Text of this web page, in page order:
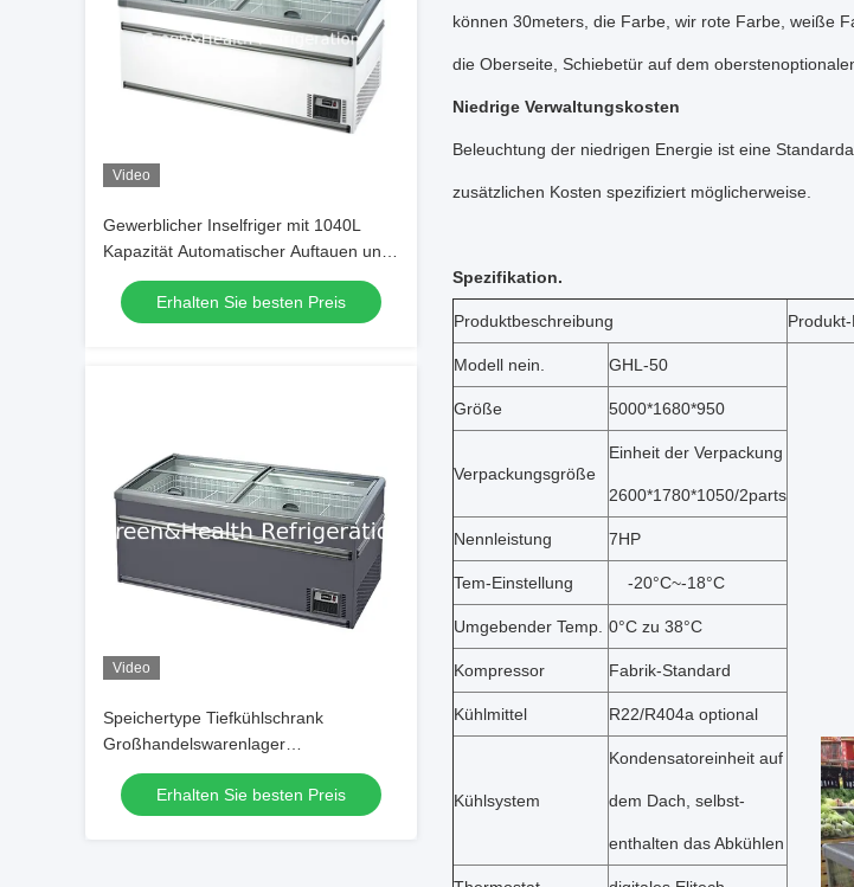
Video
Gewerblicher Inselfriger mit 1040L
Kapazität Automatischer Auftauen und
R290 Kühlmittel für Supermarkt
AnzeigeErhalten Sie besten Preis
Video
Speichertype Tiefkühlschrank
Großhandelswarenlager
Inselkühlschrank
Erhalten Sie besten Preis
können 30meters, die Farbe, wir rote Farbe, weiße
die Oberseite, Schiebetür auf dem
Niedrige Verwaltungskosten
Beleuchtung der niedrigen Energie ist eine
zusätzlichen Kosten spezifiziert möglicherweise.
Spezifikation.
Produktbeschreibung Produkt-
Modell nein. GHL-50
Größe 5000*1680*950
Verpackungsgröße
Einheit der Verpackung
2600*1780*1050/2parts
Nennleistung 7HP
Tem-Einstellung -20°C~-18°C
Umgebender Temp. 0°C zu 38°C
Kompressor Fabrik-Standard
Kühlmittel R22/R404a optional
Kühlsystem
Kondensatoreinheit auf
dem Dach, selbst-
enthalten das Abkühlen